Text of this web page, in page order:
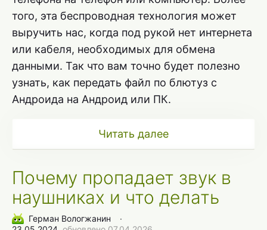
того, эта беспроводная технология может
выручить нас, когда под рукой нет интернета
или кабеля, необходимых для обмена
данными. Так что вам точно будет полезно
узнать, как передать файл по блютуз с
Андроида на Андроид или ПК.
Читать далее
Почему пропадает звук в
наушниках и что делать
Герман Вологжанин
∙